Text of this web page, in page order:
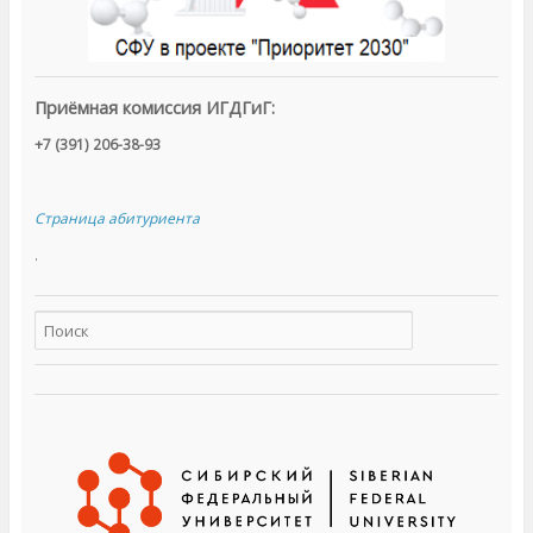
с
я
в
н
в
м
к
н
Приёмная комиссия ИГДГиГ:
+7 (391) 206-38-93
Страница абитуриента
.